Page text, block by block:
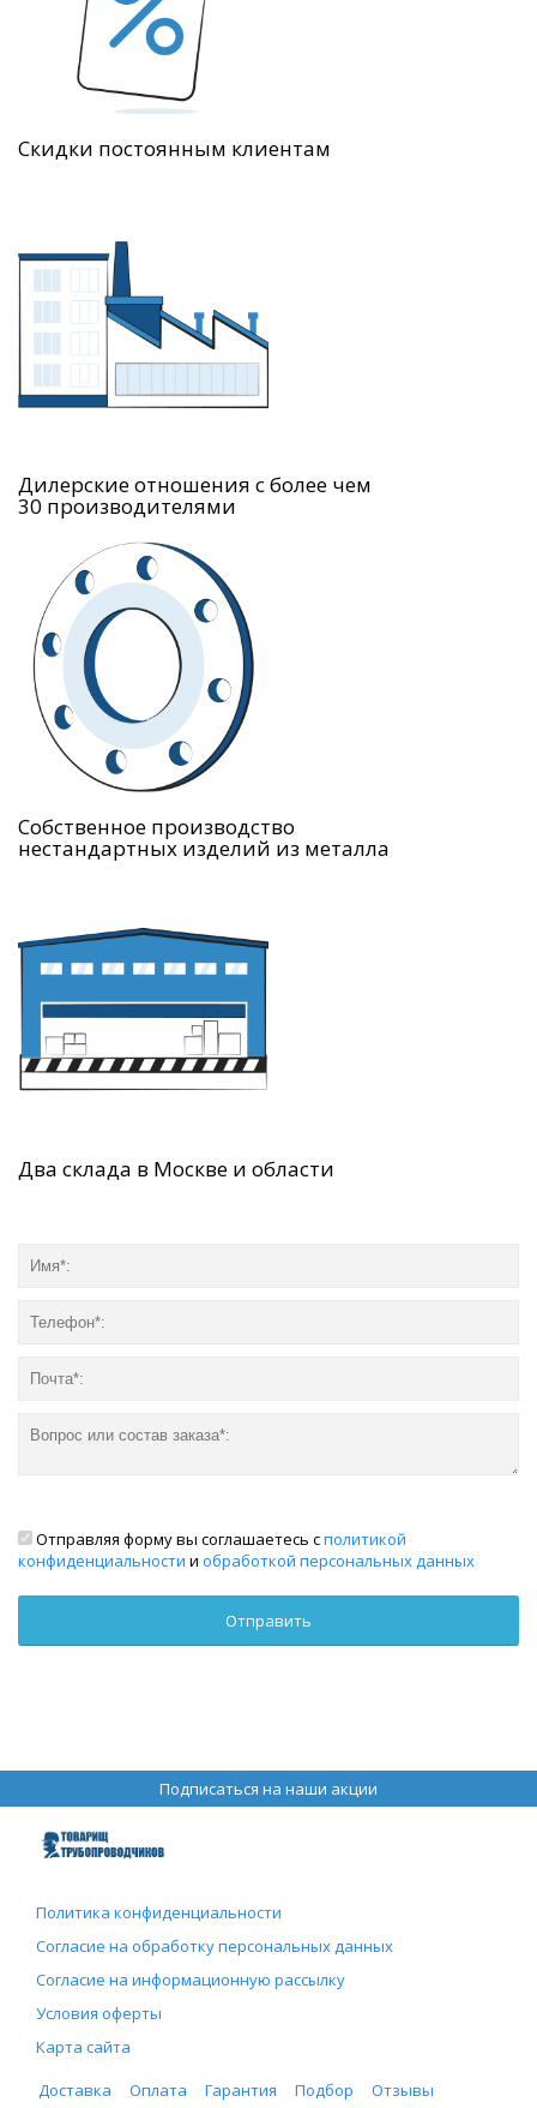
Скидки постоянным клиентам
Дилерские отношения с более чем
30 производителями
Собственное производство
нестандартных изделий из металла
Два склада в Москве и области
Отправляя форму вы соглашаетесь сполитикой
конфиденциальности и обработкой персональных данных
Подписаться на наши акции
Политика конфиденциальности
Согласие на обработку персональных данных
Согласие на информационную рассылку
Условия оферты
Карта сайта
Доставка
Оплата Гарантия Подбор Отзывы